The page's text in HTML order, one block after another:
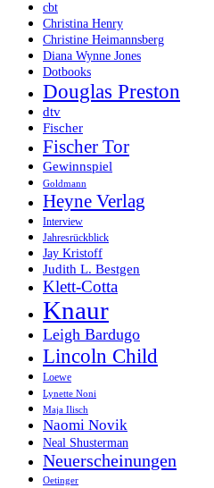
cbt
Christina Henry
Christine Heimannsberg
Diana Wynne Jones
Dotbooks
Douglas Preston
dtv
Fischer
Fischer Tor
Gewinnspiel
Goldmann
Heyne Verlag
Interview
Jahresrückblick
Jay Kristoff
Judith L. Bestgen
Klett-Cotta
Knaur
Leigh Bardugo
Lincoln Child
Loewe
Lynette Noni
Maja Ilisch
Naomi Novik
Neal Shusterman
Neuerscheinungen
Oetinger